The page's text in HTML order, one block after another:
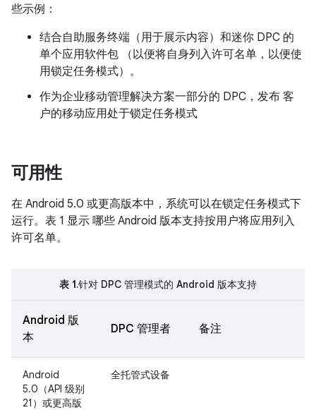
些示例：
结合自助服务终端（用于展示内容）和迷你 DPC 的
单个应用软件包 （以便将自身列入许可名单，以便使
用锁定任务模式）。
作为企业移动管理解决方案一部分的 DPC，发布 客
户的移动应用处于锁定任务模式
可用性
在 Android 5.0 或更高版本中，系统可以在锁定任务模式下
运行。表 1 显示 哪些 Android 版本支持按用户将应用列入
许可名单。
表 1.针对 DPC 管理模式的 Android 版本支持
Android 版
本
DPC 管理者 备注
Android
5.0（API 级别
21）或更高版
全托管式设备